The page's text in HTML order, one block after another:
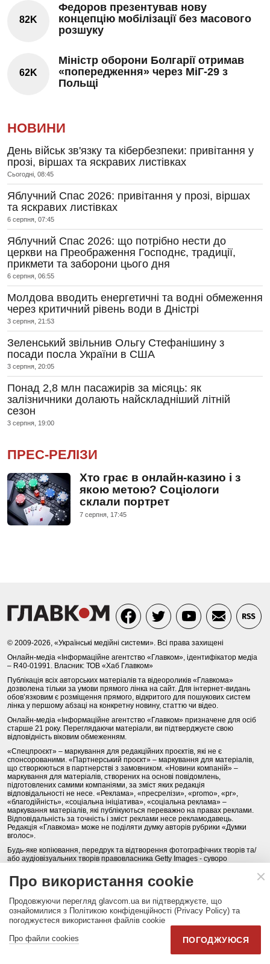
82K
Федоров презентував нову
концепцію мобілізації без масового
розшуку
62K
Міністр оборони Болгарії отримав
«попередження» через МіГ-29 з
Польщі
НОВИНИ
День військ зв'язку та кібербезпеки: привітання у
прозі, віршах та яскравих листівках
Сьогодні, 08:45
Яблучний Спас 2026: привітання у прозі, віршах
та яскравих листівках
6 серпня, 07:45
Яблучний Спас 2026: що потрібно нести до
церкви на Преображення Господнє, традиції,
прикмети та заборони цього дня
6 серпня, 06:55
Молдова вводить енергетичні та водні обмеження
через критичний рівень води в Дністрі
3 серпня, 21:53
Зеленський звільнив Ольгу Стефанішину з
посади посла України в США
3 серпня, 20:05
Понад 2,8 млн пасажирів за місяць: як
залізничники долають найскладніший літній
сезон
3 серпня, 19:00
ПРЕС-РЕЛІЗИ
Хто грає в онлайн-казино і з
якою метою? Соціологи
склали портрет
7 серпня, 17:45
© 2009-2026, «Українські медійні системи». Всі права захищені
Онлайн-медіа «Інформаційне агентство «Главком», ідентифікатор медіа
– R40-01991. Власник: ТОВ «Хаб Главком»
Публікація всіх авторських матеріалів та відеороликів «Главкома»
дозволена тільки за умови прямого лінка на сайт. Для інтернет-видань
обов’язковим є розміщення прямого, відкритого для пошукових систем
лінка у першому абзаці на конкретну новину, статтю чи відео.
Онлайн-медіа «Інформаційне агентство «Главком» призначене для осіб
старше 21 року. Переглядаючи матеріали, ви підтверджуєте свою
відповідність віковим обмеженням.
«Спецпроєкт» – маркування для редакційних проєктів, які не є
спонсорованими. «Партнерський проєкт» – маркування для матеріалів,
що створюються в партнерстві з замовником. «Новини компаній» –
маркування для матеріалів, створених на основі повідомлень,
підготовлених самими компаніями, за зміст яких редакція
відповідальності не несе. «Реклама», «пресрелізи», «promo», «pr»,
«благодійність», «соціальна ініціатива», «соціальна реклама» –
маркування матеріалів, які публікуються переважно на правах реклами.
Відповідальність за точність і зміст реклами несе рекламодавець.
Редакція «Главкома» може не поділяти думку авторів рубрики «Думки
вголос».
Будь-яке копіювання, передрук та відтворення фотографічних творів та/
або аудіовізуальних творів правовласника Getty Images - суворо
Політика конфіденційності (Privacy Policy). Правила сайту
КОНТАКТИ НАША КОМАНДА АРХІВ
Партнери:DepositPhotos.com,opendatabot.ua
Про використання cookie
Продовжуючи перегляд glavcom.ua ви підтверджуєте, що
ознайомилися з Політикою конфіденційності (Privacy Policy) та
погоджуєтеся використання файлів cookie
Про файли cookies
ПОГОДЖУЮСЯ